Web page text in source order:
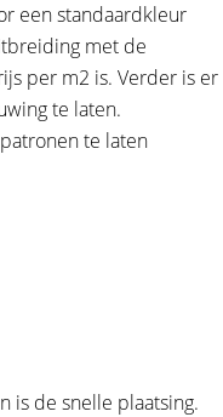
een standaardkleur
met de
per m2 is. Verder is er
te laten.
te laten
is de snelle plaatsing.